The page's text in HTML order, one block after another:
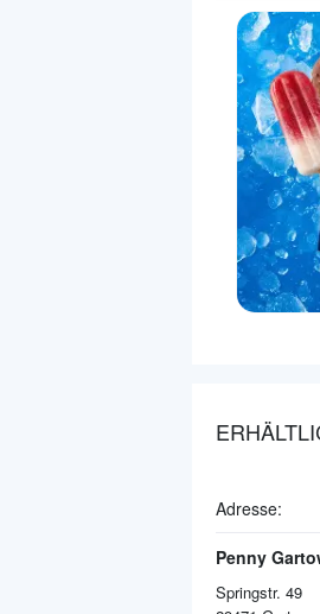
Adresse:
Penny
Springstr. 49